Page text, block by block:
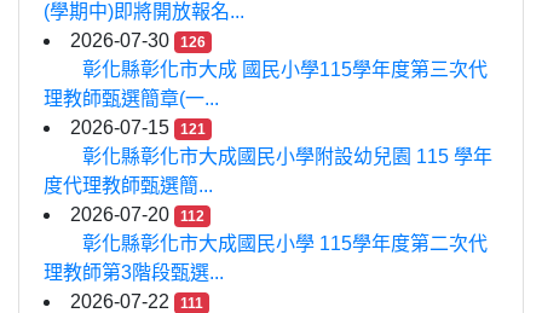
(學期中)即將開放報名...
2026-07-30
126
彰化縣彰化市大成 國民小學115學年度第三次代
理教師甄選簡章(一...
2026-07-15
121
彰化縣彰化市大成國民小學附設幼兒園 115 學年
度代理教師甄選簡...
2026-07-20
112
彰化縣彰化市大成國民小學 115學年度第二次代
理教師第3階段甄選...
2026-07-22
111